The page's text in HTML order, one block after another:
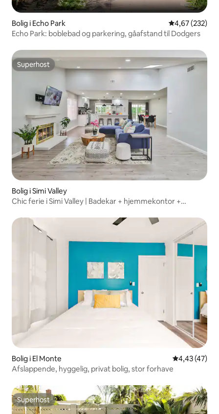
Bolig i Echo Park 4,67 ud af 5 i
4,67 (232)
Echo Park: boblebad og parkering, gåafstand til Dodgers
Superhost
Superhost
Bolig i Simi Valley
Chic ferie i Simi Valley | Badekar + hjemmekontor +
Bolig i El Monte 4,43 ud af 5 i
4,43 (47)
Afslappende, hyggelig, privat bolig, stor forhave
Superhost
Superhost